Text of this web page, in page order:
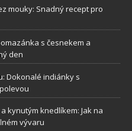
mouky: Snadný recept pro
s česnekem a
den
Dokonalé indiánky s
kynutým knedlíkem: Jak na
vývaru